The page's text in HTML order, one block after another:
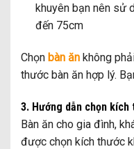
khuyên bạn nên sử
đến 75cm
Chọn bàn ăn không
thước bàn ăn hợp lý.
3. Hướng dẫn chọn kích
Bàn ăn cho gia đình,
được chọn kích thước